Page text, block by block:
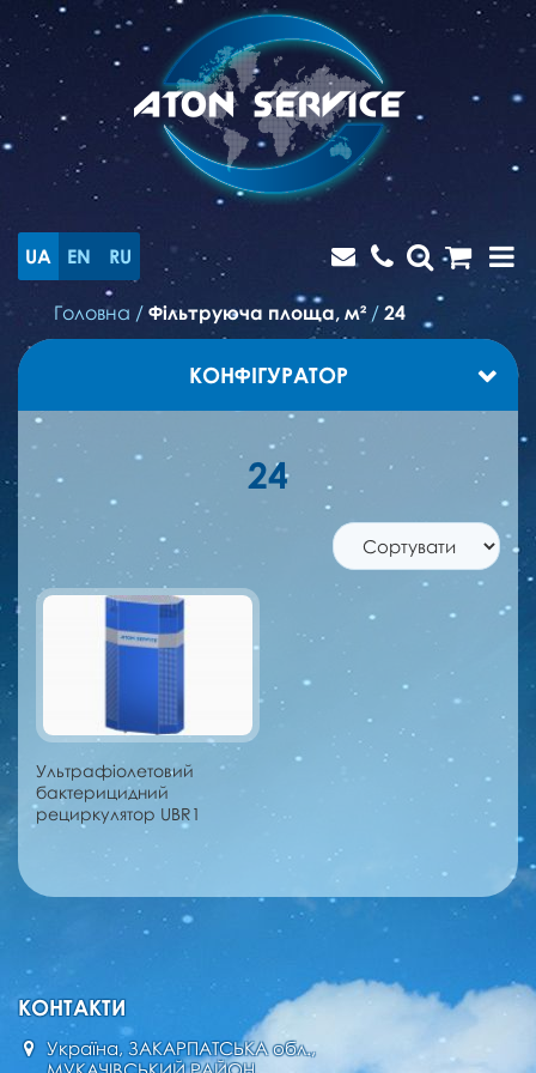
UA EN RU
Головна / Фільтруюча площа, м² / 24
КОНФІГУРАТОР
24
Ультрафіолетовий
бактерицидний
рециркулятор UBR1
КОНТАКТИ
Україна, ЗАКАРПАТСЬКА обл.,